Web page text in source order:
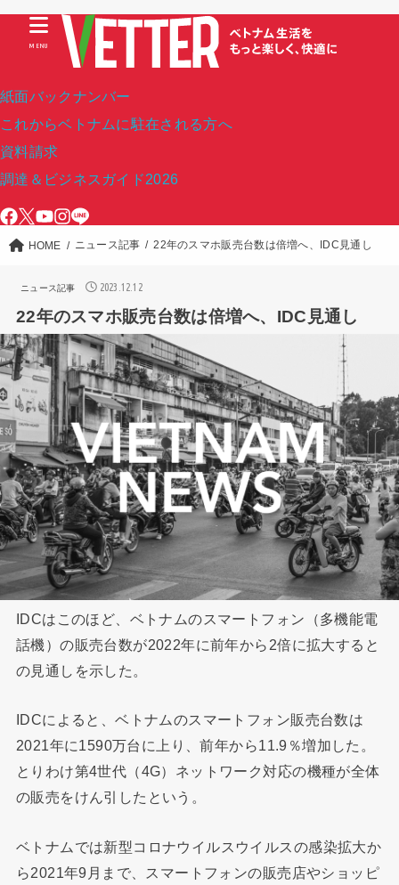
紙面バックナンバー
これからベトナムに駐在される方へ
資料請求
調達＆ビジネスガイド2026
MENU
HOME ニュース記事 22年のスマホ販売台数は倍増へ、IDC見通し
ニュース記事 2023.12.12
22年のスマホ販売台数は倍増へ、IDC見通し
IDCはこのほど、ベトナムのスマートフォン（多機能電
話機）の販売台数が2022年に前年から2倍に拡大すると
の見通しを示した。
IDCによると、ベトナムのスマートフォン販売台数は
2021年に1590万台に上り、前年から11.9％増加した。
とりわけ第4世代（4G）ネットワーク対応の機種が全体
の販売をけん引したという。
ベトナムでは新型コロナウイルスウイルスの感染拡大か
ら2021年9月まで、スマートフォンの販売店やショッピ